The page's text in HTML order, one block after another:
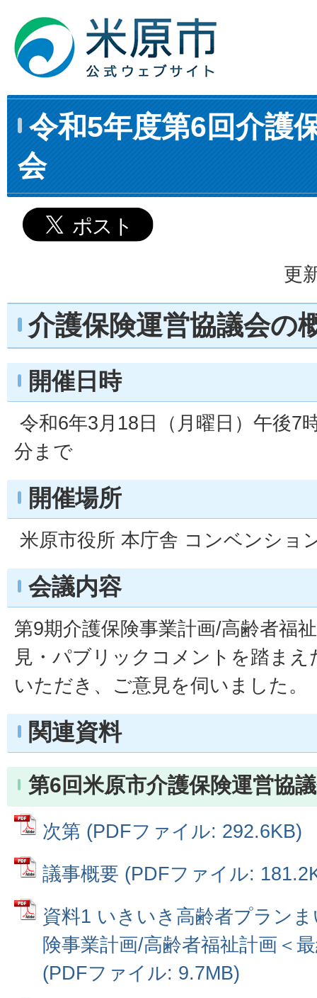
令和5年度第6回介護
会
更
介護保険運営協議会の
開催日時
令和6年3月18日（月曜日）午後7
分まで
開催場所
米原市役所 本庁舎 コンベンショ
会議内容
第9期介護保険事業計画/高齢者福
見・パブリックコメントを踏ま
いただき、ご意見を伺いました。
関連資料
第6回米原市介護保険運営協
次第 (PDFファイル: 292.6KB)
議事概要 (PDFファイル:
資料1 いきいき高齢者プラン
険事業計画/高齢者福祉計画＜
(PDFファイル: 9.7MB)